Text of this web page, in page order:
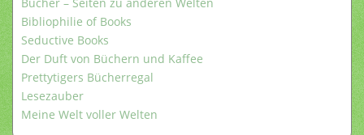
Bibliophilie of Books
Seductive Books
Der Duft von Büchern und Kaffee
Prettytigers Bücherregal
Lesezauber
Meine Welt voller Welten